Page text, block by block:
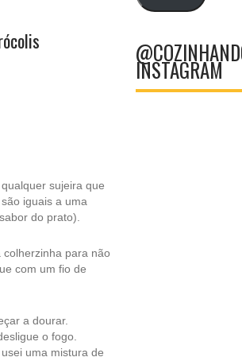
sujeira que
iguais a uma
do prato).
para não
com um fio de
a dourar.
o fogo.
uma mistura de
INSTAGRAM